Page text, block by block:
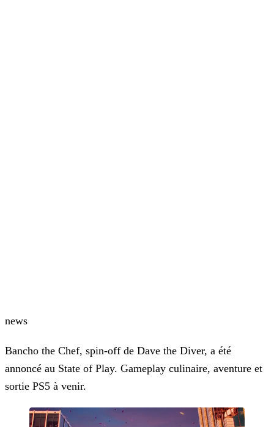
news
Bancho the Chef, spin-off de Dave the Diver, a été
annoncé au State of Play. Gameplay culinaire, aventure et
sortie PS5 à venir.